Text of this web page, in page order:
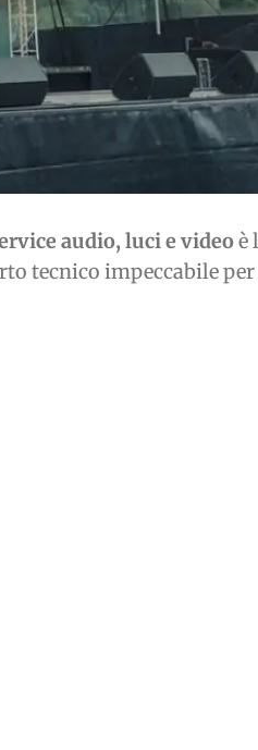
audio, luci e videoè
tecnico impeccabile